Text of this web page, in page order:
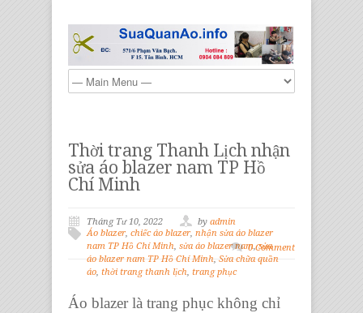
Thời trang Thanh Lịch nhận
sửa áo blazer nam TP Hồ
Chí Minh
Tháng Tư 10, 2022 by admin
Áo blazer, chiếc áo blazer, nhận sửa áo blazer
nam TP Hồ Chí Minh, sửa áo blazer nam,sửa
áo blazer nam TP Hồ Chí Minh, Sửa chữa quần
áo, thời trang thanh lịch, trang phục
0 Comment
Áo blazerlà trang phục không chỉ